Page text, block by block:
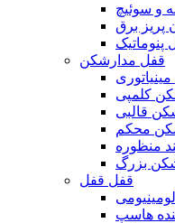
و سوئیچ
برق
پنوماتیک
قفل مدارشکن
کلمپی
قالبی
منظوره
بزرگ
قفل قفل
هاسپ